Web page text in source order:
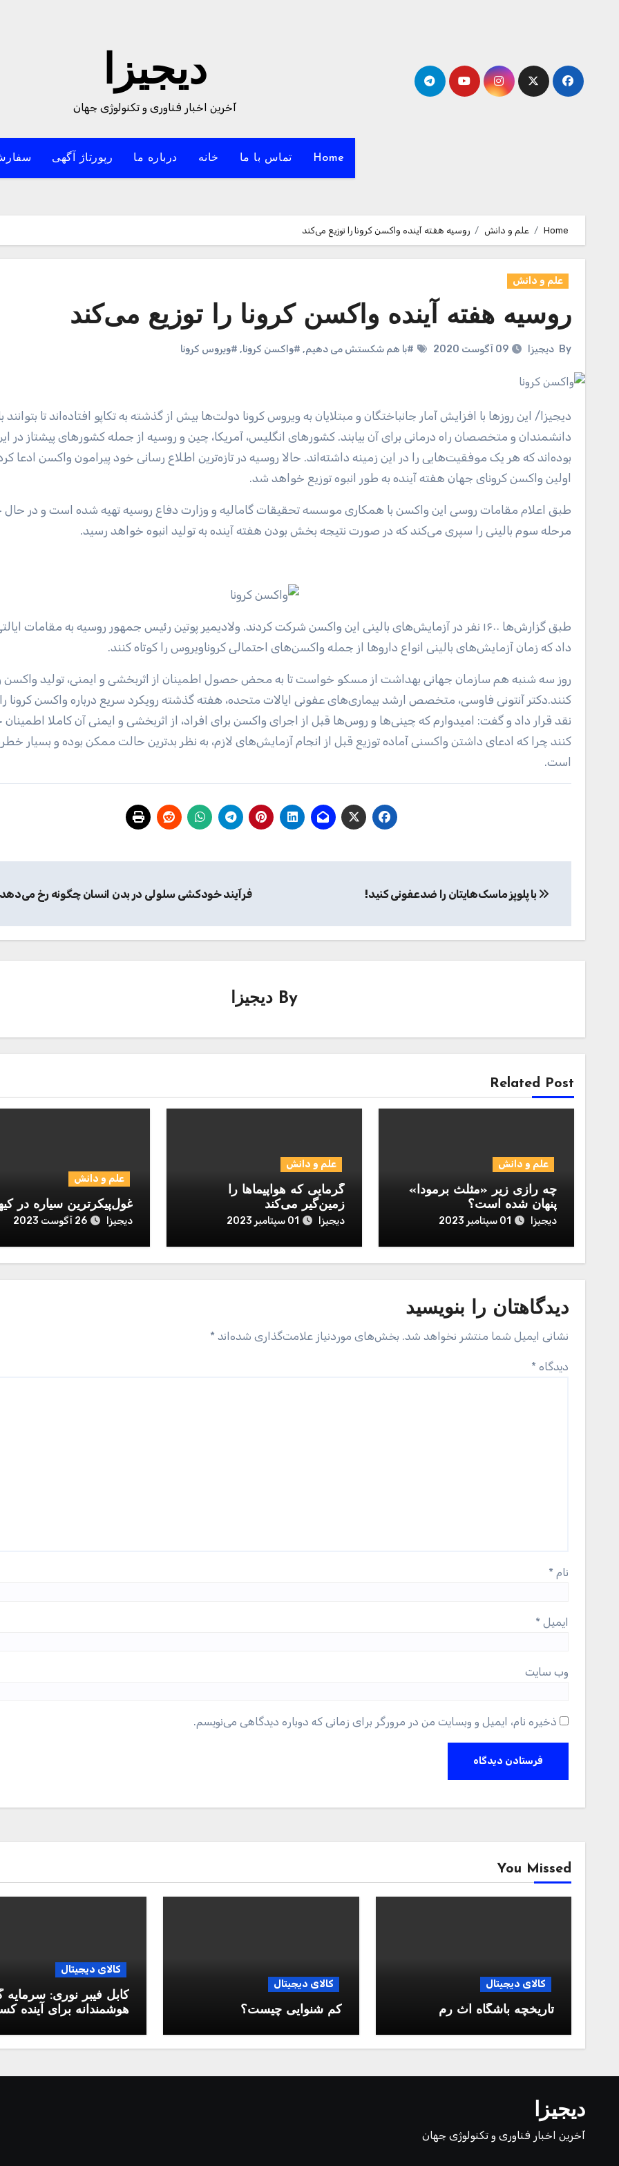
دیجیزا
آخرین اخبار فناوری و تکنولوژی جهان
Home تماس با ما خانه درباره ما رپورتاژ آگهی
Home علم و دانش روسیه هفته آینده واکسن کرونا را توزیع می‌کند
علم و دانش
روسیه هفته آینده واکسن کرونا را توزیع می‌کند
By دیجیزا 09 آگوست 2020 #با هم شکستش می دهیم, #واکسن کرونا, #ویروس کرونا
دیجیزا/ این روز‌ها با افزایش آمار جانباختگان و مبتلایان به ویروس کرونا دولت‌ها بیش از گذشته به تکاپو افتاده‌اند تا
دانشمندان و متخصصان راه درمانی برای آن بیابند. کشور‌های انگلیس، آمریکا، چین و روسیه از جمله کشور‌های پیشتاز در
بوده‌اند که هر یک موفقیت‌هایی را در این زمینه داشته‌اند. حالا روسیه در تازه‌ترین اطلاع رسانی خود پیرامون واکسن ادعا
اولین واکسن کرونای جهان هفته آینده به طور انبوه توزیع خواهد شد.
طبق اعلام مقامات روسی این واکسن با همکاری موسسه تحقیقات گامالیه و وزارت دفاع روسیه تهیه شده است و در حال حاضر
مرحله سوم بالینی را سپری می‌کند که در صورت نتیجه بخش بودن هفته آینده به تولید انبوه خواهد رسید.
طبق گزارش‌ها ۱۶۰۰ نفر در آزمایش‌های بالینی این واکسن شرکت کردند. ولادیمیر پوتین رئیس جمهور روسیه به مقامات
داد که زمان آزمایش‌های بالینی انواع دارو‌ها از جمله واکسن‌های احتمالی کروناویروس را کوتاه کنند.
روز سه شنبه هم سازمان جهانی بهداشت از مسکو خواست تا به محض حصول اطمینان از اثربخشی و ایمنی، تولید واکسن
کنند.دکتر آنتونی فاوسی، متخصص ارشد بیماری‌های عفونی ایالات متحده، هفته گذشته رویکرد سریع درباره واکسن کرونا
نقد قرار داد و گفت: امیدوارم که چینی‌ها و روس‌ها قبل از اجرای واکسن برای افراد، از اثربخشی و ایمنی آن کاملا
کنند چرا که ادعای داشتن واکسنی آماده توزیع قبل از انجام آزمایش‌های لازم، به نظر بدترین حالت ممکن بوده و بسیار
است.
نوشتهبا پلوپز ماسک‌هایتان را ضدعفونی کنید! فرآیند خودکشی سلولی در بدن انسان چگونه رخ
By دیجیزا
Related Post
علم و دانش
چه رازی زیر «مثلث برمودا»
پنهان شده است؟
دیجیزا 01 سپتامبر 2023
علم و دانش
گرمایی که هواپیماها را
زمین‌گیر می‌کند
دیجیزا 01 سپتامبر 2023
علم و دانش
غول‌پیکرترین سیاره در
دیجیزا 26 آگوست 2023
دیدگاهتان را بنویسید
نشانی ایمیل شما منتشر نخواهد شد. بخش‌های موردنیاز علامت‌گذاری شده‌اند *
دیدگاه *
نام *
ایمیل *
وب‌ سایت
ذخیره نام، ایمیل و وبسایت من در مرورگر برای زمانی که دوباره دیدگاهی می‌نویسم.
You Missed
کالای دیجیتال
تاریخچه باشگاه آث رم
کالای دیجیتال
کم شنوایی چیست؟
کالای دیجیتال
کابل فیبر نوری: سرمایه
هوشمندانه برای آینده
دیجیزا
آخرین اخبار فناوری و تکنولوژی جهان